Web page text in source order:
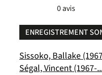
0avis
ENREGISTREMENT
Sissoko, Ballake
Ségal, Vincent (1967-